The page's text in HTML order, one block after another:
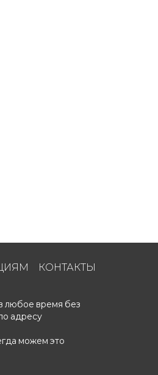
КОНТАКТЫ
любое время без
адресу
можем это